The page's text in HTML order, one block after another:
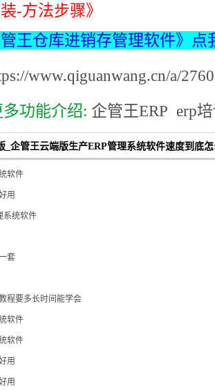
-方法步骤》
王仓库进销存管理软件》点
www.qiguanwang.cn/a/
功能介绍: 企管王ERP erp
_企管王云端版生产ERP管理系统软件速度到底
软件
用
系统软件
套
程要多长时间能学会
软件
软件
用
用